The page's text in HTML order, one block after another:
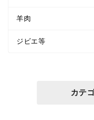
羊肉
ジビエ等
カテ